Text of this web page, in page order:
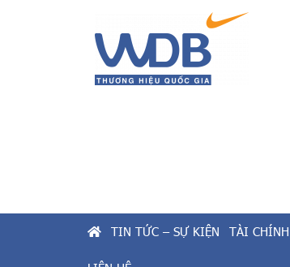
TIN TỨC – SỰ KIỆN TÀI CHÍNH